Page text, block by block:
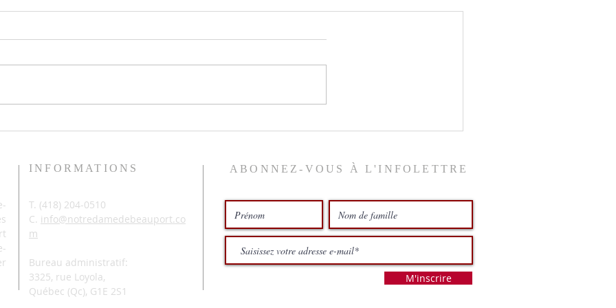
INFORMATIONS
T. (418) 204-0510
C. info@notredamedebeauport.co
m
Bureau administratif:
3325, rue Loyola,
Québec (Qc), G1E 2S1
ABONNEZ-VOUS À L'INFOLETTRE
M'inscrire